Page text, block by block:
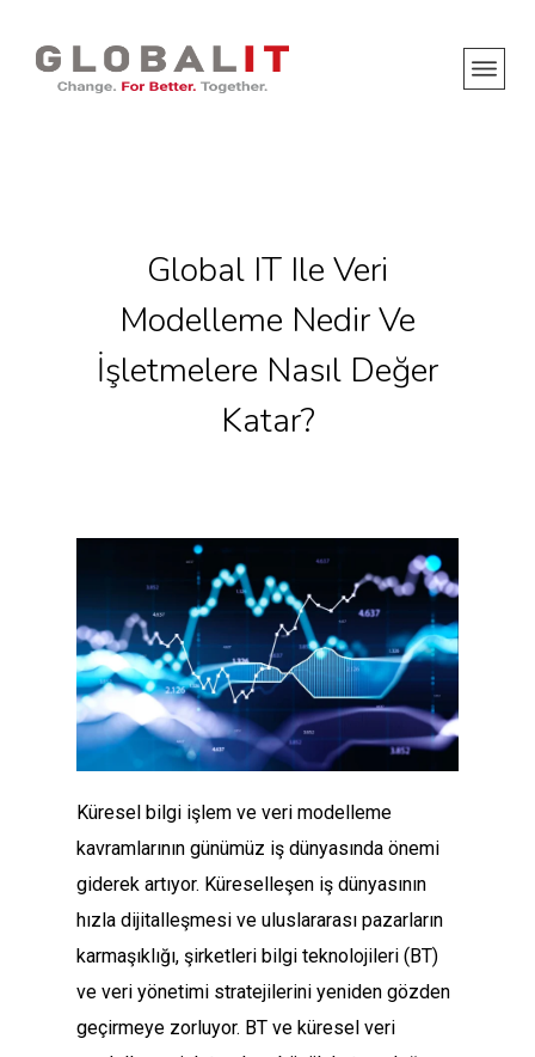
Global IT Ile Veri
Modelleme Nedir Ve
İşletmelere Nasıl Değer
Katar?
Küresel bilgi işlem ve veri modelleme
kavramlarının günümüz iş dünyasında önemi
giderek artıyor. Küreselleşen iş dünyasının
hızla dijitalleşmesi ve uluslararası pazarların
karmaşıklığı, şirketleri bilgi teknolojileri (BT)
ve veri yönetimi stratejilerini yeniden gözden
geçirmeye zorluyor. BT ve küresel veri